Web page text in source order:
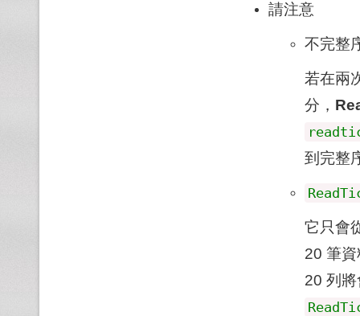
請注意
不完整
若在兩
分，
到完整
它只會
20 筆
20 列